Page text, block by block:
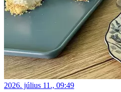
2026. július 11., 09:49